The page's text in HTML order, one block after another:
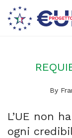
By
L’UE non
ogni